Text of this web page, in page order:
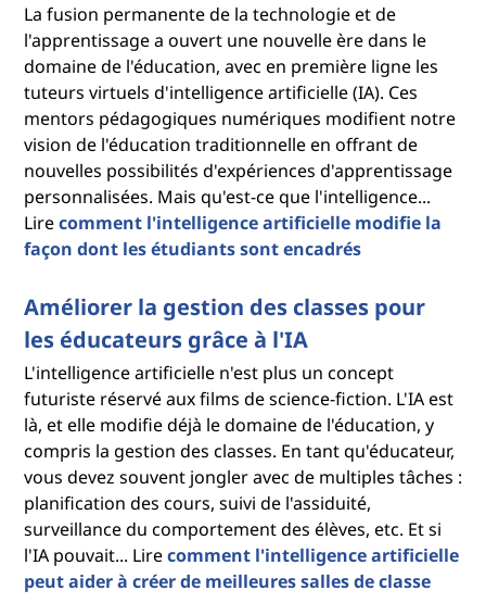
La fusion permanente de la technologie et de
l'apprentissage a ouvert une nouvelle ère dans le
domaine de l'éducation, avec en première ligne les
tuteurs virtuels d'intelligence artificielle (IA). Ces
mentors pédagogiques numériques modifient notre
vision de l'éducation traditionnelle en offrant de
nouvelles possibilités d'expériences d'apprentissage
personnalisées. Mais qu'est-ce que l'intelligence...
Lirecomment l'intelligence artificielle modifie la
façon dont les étudiants sont encadrés
Améliorer la gestion des classes pour
les éducateurs grâce à l'IA
L'intelligence artificielle n'est plus un concept
futuriste réservé aux films de science-fiction. L'IA est
là, et elle modifie déjà le domaine de l'éducation, y
compris la gestion des classes. En tant qu'éducateur,
vous devez souvent jongler avec de multiples tâches :
planification des cours, suivi de l'assiduité,
surveillance du comportement des élèves, etc. Et si
l'IA pouvait... Lirecomment l'intelligence artificielle
peut aider à créer de meilleures salles de classe